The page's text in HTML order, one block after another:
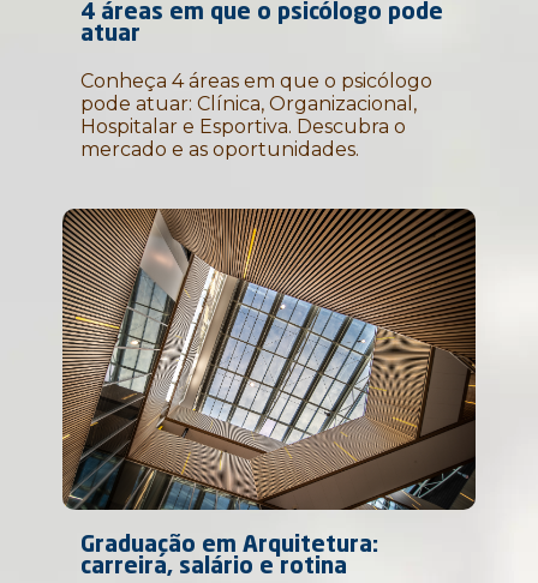
4 áreas em que o psicólogo pode
atuar
Conheça 4 áreas em que o psicólogo
pode atuar: Clínica, Organizacional,
Hospitalar e Esportiva. Descubra o
mercado e as oportunidades.
Graduação em Arquitetura:
carreira, salário e rotina